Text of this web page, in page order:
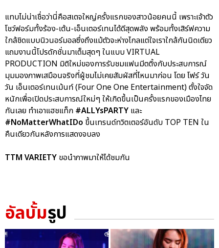
แทบไม่น่าเชื่อว่านี่คือสเตจใหญ่ครั้งแรกของสาวน้อยคนนี้ เพราะเจ้าตัว
โชว์ฟอร์มทั้งร้อง-เต้น-เอ็นเตอร์เทนได้ดีสุดพลัง พร้อมทั้งเสิร์ฟความ
ใกล้ชิดแบบนิวนอร์มอลซึ่งถึงแม้ตัวจะห่างไกลแต่ใจเราใกล้กันนิดเดียว
แถมงานนี้โปรดักชั่นมาเต็มสุดๆ ในแบบ VIRTUAL
PRODUCTION มิติใหม่ของการรับชมแฟนมีตติ้งกับประสบการณ์
มุมมองภาพเสมือนจริงที่ผู้ชมไม่เคยสัมผัสที่ไหนมาก่อน โดย โฟร์ วัน
วัน เอ็นเตอร์เทนเม้นท์ (Four One One Entertainment) ตั้งใจจัด
หนักเพื่อเปิดประสบการณ์ใหม่ๆ ให้เกิดขึ้นเป็นครั้งแรกของเมืองไทย
กันเลย ทำเอาแฮชแท็ก #ALLYsPARTY และ
#NoMatterWhatIDo ขึ้นเทรนด์ทวิตเตอร์อันดับ TOP TEN ใน
คืนเดียวกันหลังการแสดงจบลง
TTM VARIETY ขอนำภาพมาให้ได้ชมกัน
อัลบั้มรูป